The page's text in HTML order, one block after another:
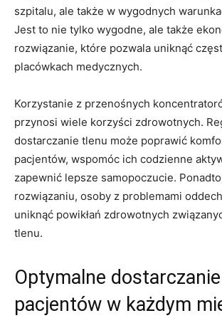
szpitalu, ale⁣ także w wygodnych
Jest to nie ‌tylko wygodne, ale także
rozwiązanie, które pozwala uniknąć
⁣placówkach medycznych.
Korzystanie z⁣ przenośnych
przynosi wiele korzyści⁤ zdrowotnych.
dostarczanie tlenu może poprawić‍
pacjentów, wspomóc ich codzienne
zapewnić lepsze samopoczucie.
‍rozwiązaniu, osoby⁢ z ⁢problemami
uniknąć⁣ powikłań ‌zdrowotnych
tlenu.
Optymalne
pacjentów ‍w każdym​